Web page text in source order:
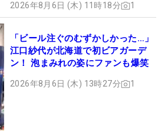
2026年8月6日 (木) 11時18分 1
「ビール注ぐのむずかしかった…」
江口紗代が北海道で初ビアガーデ
ン！ 泡まみれの姿にファンも爆笑
2026年8月6日 (木) 13時27分 1